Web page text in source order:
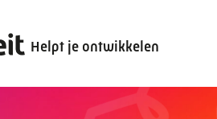
Helpt je ontwikkelen